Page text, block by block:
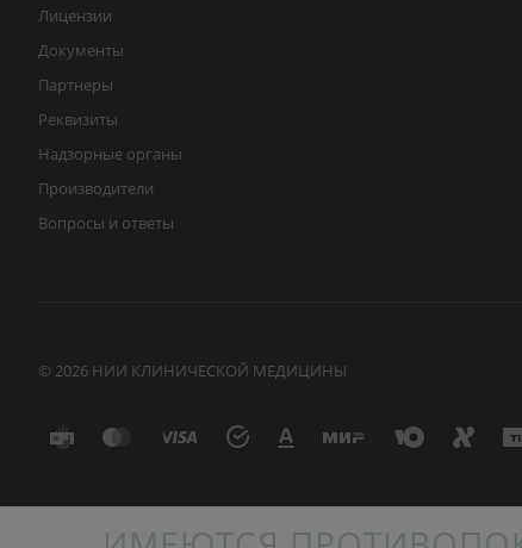
Лицензии
Документы
Партнеры
Реквизиты
Надзорные органы
Производители
Вопросы и ответы
© 2026 НИИ КЛИНИЧЕСКОЙ МЕДИЦИНЫ